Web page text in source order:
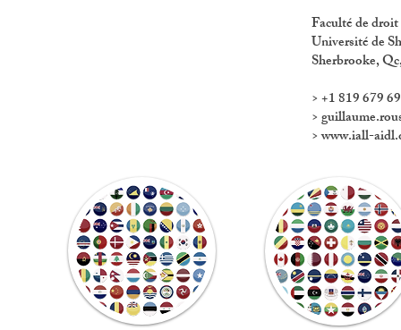
Faculté de
​Université de
Sherbrooke,
> +1 819 679
>
> www.iall-